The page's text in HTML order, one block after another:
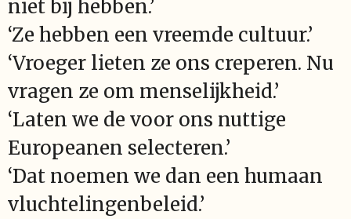
niet bij hebben.’
‘Ze hebben een vreemde cultuur.’
‘Vroeger lieten ze ons creperen. Nu
vragen ze om menselijkheid.’
‘Laten we de voor ons nuttige
Europeanen selecteren.’
‘Dat noemen we dan een humaan
vluchtelingenbeleid.’